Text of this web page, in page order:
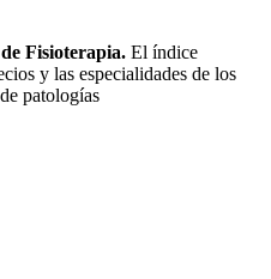
Fisioterapia. El índice
y las especialidades de los
patologías